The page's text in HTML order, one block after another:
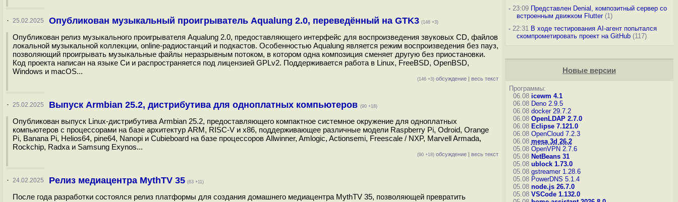
· 25.02.2025 Опубликован музыкальный проигрыватель Aqualung 2.0, переведённый на GTK3 (146 +3)
Опубликован релиз музыкального проигрывателя Aqualung 2.0, предоставляющего интерфейс для воспроизведения звуковых CD, файлов
локальной музыкальной коллекции, online-радиостанций и подкастов. Особенностью Aqualung является режим воспроизведения без пауз,
позволяющий проигрывать музыкальные файлы неразрывным потоком, в котором одна композиция сменяет другую без приостановки.
Код проекта написан на языке Си и распространяется под лицензией GPLv2. Поддерживается работа в Linux, FreeBSD, OpenBSD,
Windows и macOS...
(146 +3) обсуждение | весь текст
· 25.02.2025 Выпуск Armbian 25.2, дистрибутива для одноплатных компьютеров (90 +18)
Опубликован выпуск Linux-дистрибутива Armbian 25.2, предоставляющего компактное системное окружение для одноплатных
компьютеров с процессорами на базе архитектур ARM, RISC-V и x86, поддерживающее различные модели Raspberry Pi, Odroid, Orange
Pi, Banana Pi, Helios64, pine64, Nanopi и Cubieboard на базе процессоров Allwinner, Amlogic, Actionsemi, Freescale / NXP, Marvell Armada,
Rockchip, Radxa и Samsung Exynos...
(90 +18) обсуждение | весь текст
· 24.02.2025 Релиз медиацентра MythTV 35 (63 +11)
После года разработки состоялся релиз платформы для создания домашнего медиацентра MythTV 35, позволяющей превратить
-23:09 Представлен Denial, композитный сервер со
встроенным движком Flutter(1)
-22:31 В ходе тестирования AI-агент попытался
скомпрометировать проект на GitHub(117)
Новые версии
Программы:
06.08 icewm 4.1
06.08 Deno 2.9.5
06.08 docker 29.7.2
06.08 OpenLDAP 2.7.0
06.08 Eclipse 7.121.0
06.08 OpenCloud 7.2.3
06.08 mesa 3d 26.2
05.08 OpenVPN 2.7.6
05.08 NetBeans 31
05.08 ublock 1.73.0
05.08 gstreamer 1.28.6
05.08 PowerDNS 5.1.4
05.08 node.js 26.7.0
05.08 VSCode 1.132.0